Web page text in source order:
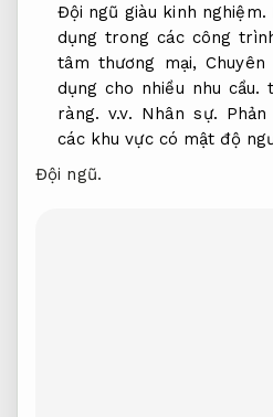
Đội ngũ giàu kinh nghiệm.
dụng trong các công
tâm thương mại,Chuyên
dụng cho nhiều nhu cầu.
ràng. v.v. Nhân sự.
các khu vực có mật độ
Đội ngũ.